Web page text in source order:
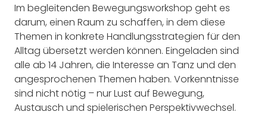
Im begleitenden Bewegungsworkshop geht es
darum, einen Raum zu schaffen, in dem diese
Themen in konkrete Handlungsstrategien für den
Alltag übersetzt werden können. Eingeladen sind
alle ab 14 Jahren, die Interesse an Tanz und den
angesprochenen Themen haben. Vorkenntnisse
sind nicht nötig – nur Lust auf Bewegung,
Austausch und spielerischen Perspektivwechsel.